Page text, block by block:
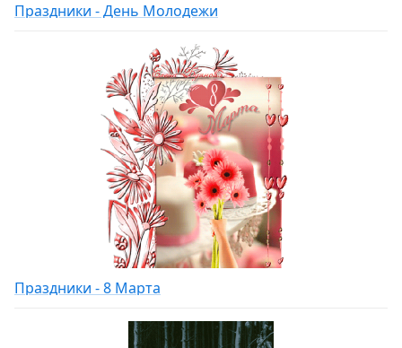
Праздники - День Молодежи
Праздники - 8 Марта